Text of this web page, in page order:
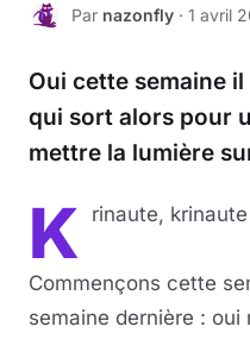
N Par nazonfly · 1 avril
Oui cette semaine
qui sort alors pour
mettre la lumière
K rinaute, krinaute
Commençons cette
semaine dernière :